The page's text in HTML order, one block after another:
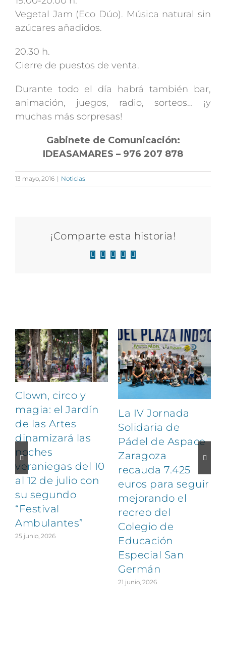
Vegetal Jam (Eco Dúo). Música natural sin
azúcares añadidos.
20.30 h.
Cierre de puestos de venta.
Durante todo el día habrá también bar,
animación, juegos, radio, sorteos… ¡y
muchas más sorpresas!
Gabinete de Comunicación:
IDEASAMARES – 976 207 878
13 mayo, 2016 | Noticias
¡Comparte esta historia!
Facebook
X LinkedIn
WhatsApp
Correo
Clown, circo y
magia: el Jardín
de las Artes
dinamizará las
noches
veraniegas del 10
al 12 de julio con
su segundo
“Festival
Ambulantes”
25 junio, 2026
La IV Jornada
Solidaria de
Pádel de Aspace
Zaragoza
recauda 7.425
euros para seguir
mejorando el
recreo del
Colegio de
Educación
Especial San
Germán
21 junio, 2026